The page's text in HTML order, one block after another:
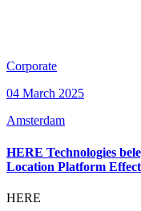
Corporate
04 March 2025
Amsterdam
HERE Technologies
Location Platform
HERE